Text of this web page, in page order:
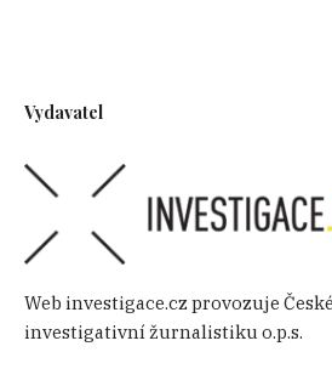
Vydavatel
Web investigace.cz provozuje
investigativní žurnalistiku o.p.s.